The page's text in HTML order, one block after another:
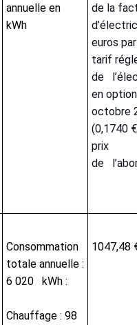
annuelle en
kWh
de la
euros
tarif
de
en
octobre
(0,1740
prix
de
Consommation
totale annuelle :
6 020 kWh :
Chauffage : 98
1047,48